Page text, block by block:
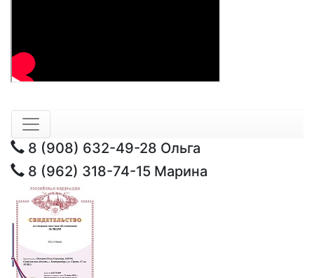
8 (908) 632-49-28 Ольга
8 (962) 318-74-15 Марина